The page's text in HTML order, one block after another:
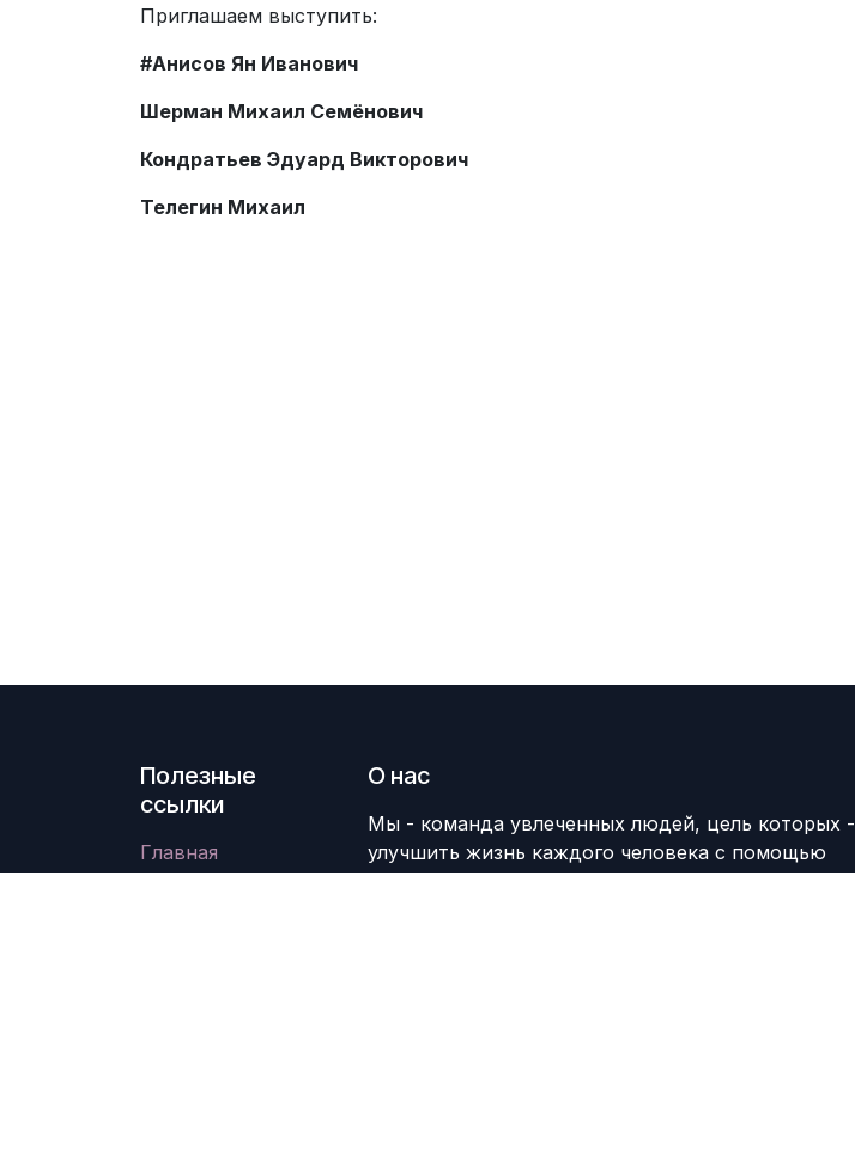
Приглашаем выступить:
#Анисов Ян Иванович
Шерман Михаил Семёнович
Кондратьев Эдуард Викторович
Телегин Михаил
Полезные
ссылки
Главная
О нас
Мы - команда увлеченных людей, цель которых -
улучшить жизнь каждого человека с помощью